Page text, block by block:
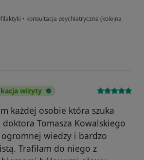
• konsultacja psychiatryczna (kolejna
zostało usunięte
wizyty
każdej osobie która szuka
Tomasza Kowalskiego
ogromnej wiedzy i bardzo
Trafiłam do niego z